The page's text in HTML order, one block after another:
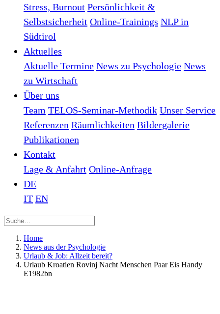
Stress, Burnout Persönlichkeit &
Selbstsicherheit Online-Trainings NLP in
Südtirol
Aktuelles
Aktuelle Termine News zu Psychologie News
zu Wirtschaft
Über uns
Team TELOS-Seminar-Methodik Unser Service
Referenzen Räumlichkeiten Bildergalerie
Publikationen
Kontakt
Lage & Anfahrt Online-Anfrage
DE
IT EN
Home
News aus der Psychologie
Urlaub & Job: Allzeit bereit?
Urlaub Kroatien Rovinj Nacht Menschen Paar Eis Handy
E1982bn